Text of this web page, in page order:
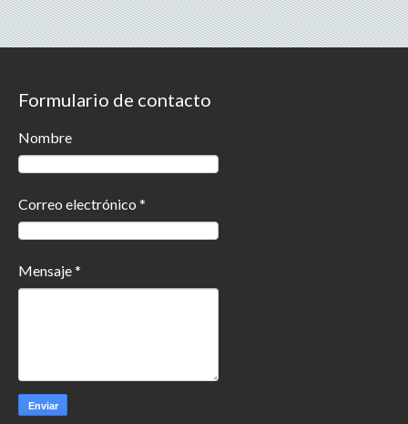
Formulario de contacto
Nombre
Correo electrónico *
Mensaje*